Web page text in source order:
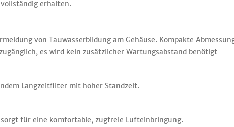
erhalten.
von Tauwasserbildung am Gehäuse. Kompakte
es wird kein zusätzlicher Wartungsabstand benötigt
Langzeitfilter mit hoher Standzeit.
für eine komfortable, zugfreie Lufteinbringung.